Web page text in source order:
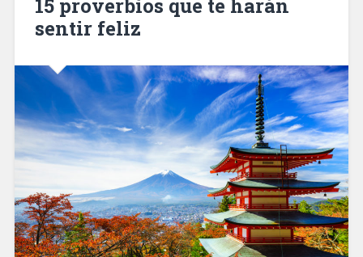
15 proverbios que te harán
sentir feliz